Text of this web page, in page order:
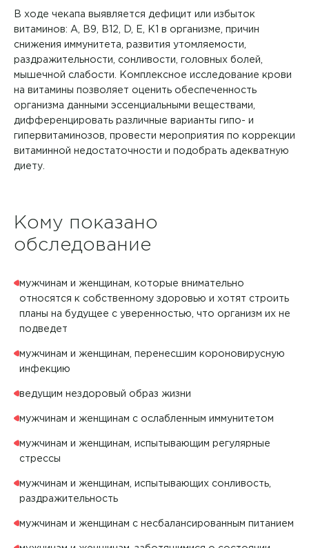
ЗАКАЗАТЬ ЗВОНОК
ЗАПИСЬ ОНЛАЙН
В ходе чекапа выявляется дефицит или избыток
витаминов: А, В9, В12, D, Е, К1 в организме, причин
снижения иммунитета, развития утомляемости,
раздражительности, сонливости, головных болей,
мышечной слабости. Комплексное исследование крови
на витамины позволяет оценить обеспеченность
организма данными эссенциальными веществами,
дифференцировать различные варианты гипо- и
гипервитаминозов, провести мероприятия по коррекции
витаминной недостаточности и подобрать адекватную
диету.
Кому показано
обследование
мужчинам и женщинам, которые внимательно
относятся к собственному здоровью и хотят строить
планы на будущее с уверенностью, что организм их не
подведет
мужчинам и женщинам, перенесшим короновирусную
инфекцию
ведущим нездоровый образ жизни
мужчинам и женщинам с ослабленным иммунитетом
мужчинам и женщинам, испытывающим регулярные
стрессы
мужчинам и женщинам, испытывающих сонливость,
раздражительность
мужчинам и женщинам с несбалансированным питанием